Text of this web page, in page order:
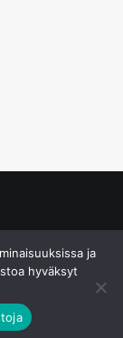
ja
hyväksyt